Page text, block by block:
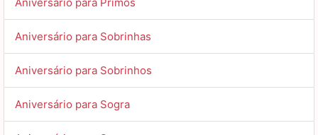
Aniversário para Primos
Aniversário para Sobrinhas
Aniversário para Sobrinhos
Aniversário para Sogra